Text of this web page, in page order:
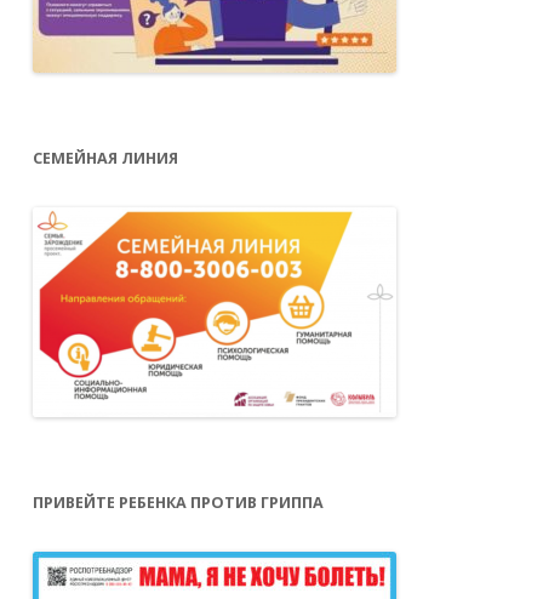
СЕМЕЙНАЯ ЛИНИЯ
ПРИВЕЙТЕ РЕБЕНКА ПРОТИВ ГРИППА